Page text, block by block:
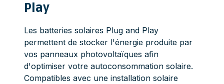
Play
Les batteries solaires Plug and Play
permettent de stocker l'énergie produite par
vos panneaux photovoltaïques afin
d'optimiser votre autoconsommation solaire.
Compatibles avec une installation solaire